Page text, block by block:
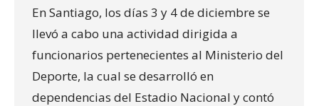
En Santiago, los días 3 y 4 de diciembre se
llevó a cabo una actividad dirigida a
funcionarios pertenecientes al Ministerio del
Deporte, la cual se desarrolló en
dependencias del Estadio Nacional y contó